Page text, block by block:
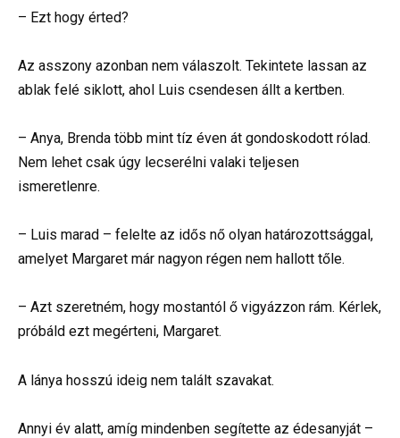
– Ezt hogy érted?
Az asszony azonban nem válaszolt. Tekintete lassan az
ablak felé siklott, ahol Luis csendesen állt a kertben.
– Anya, Brenda több mint tíz éven át gondoskodott rólad.
Nem lehet csak úgy lecserélni valaki teljesen
ismeretlenre.
– Luis marad – felelte az idős nő olyan határozottsággal,
amelyet Margaret már nagyon régen nem hallott tőle.
– Azt szeretném, hogy mostantól ő vigyázzon rám. Kérlek,
próbáld ezt megérteni, Margaret.
A lánya hosszú ideig nem talált szavakat.
Annyi év alatt, amíg mindenben segítette az édesanyját –